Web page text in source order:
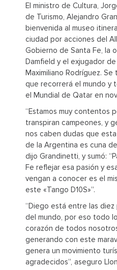
El ministro de Cultura,
de Turismo, Alejandro
bienvenida al museo
ciudad por acciones del
Gobierno de Santa Fe, la
Damfield y el exjugador
Maximiliano Rodríguez.
que recorrerá el mundo y
el Mundial de Qatar en
“Estamos muy contentos
transpiran campeones, y
nos caben dudas que
de la Argentina es cuna
dijo Grandinetti, y sumó:
Fe reflejar esa pasión y
vengan a conocer es el
este «Tango D10S»”.
“Diego está entre las
del mundo, por eso todo
corazón de todos
generando con este
genera un movimiento
agradecidos”, aseguro